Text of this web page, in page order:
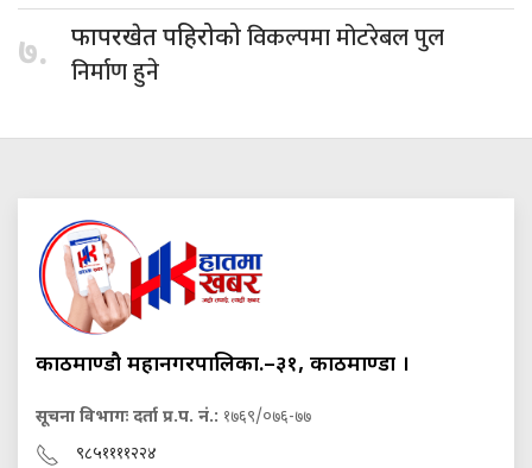
७. फापरखेत पहिरोकोविकल्पमा मोटरेबल पुल
निर्माण हुने
काठमाण्डौ महानगरपालिका.–३१, काठमाण्डौं ।
सूचना विभागः दर्ता प्र.प. नं.: १७६९/०७६-७७
९८५११११२२४